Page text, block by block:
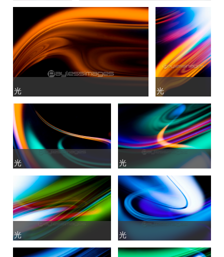
光
光 光
光
光
光 光
光
光
光 光
光